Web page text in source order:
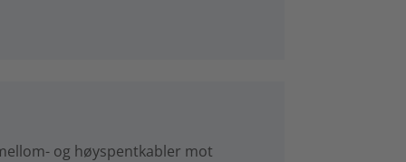
og høyspentkabler mot